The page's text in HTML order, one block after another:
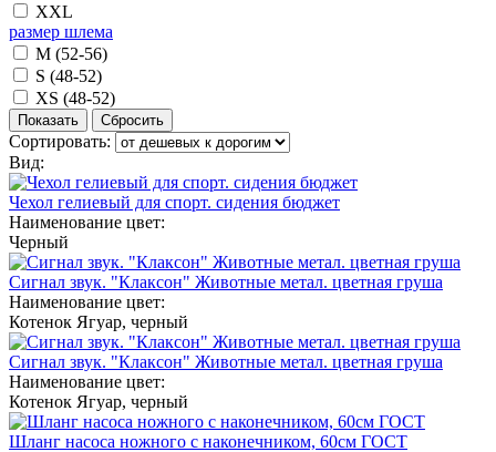
XXL
размер шлема
M (52-56)
S (48-52)
XS (48-52)
Сортировать:
Вид:
Чехол гелиевый для спорт. сидения бюджет
Наименование цвет:
Черный
Сигнал звук. "Клаксон" Животные метал. цветная груша
Наименование цвет:
Котенок Ягуар, черный
Сигнал звук. "Клаксон" Животные метал. цветная груша
Наименование цвет:
Котенок Ягуар, черный
Шланг насоса ножного с наконечником, 60см ГОСТ